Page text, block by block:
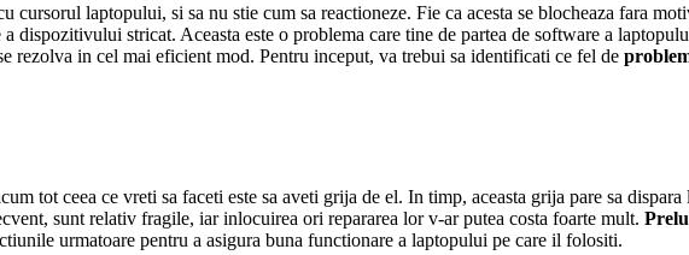
laptopului, si sa nu stie cum sa reactioneze. Fie ca acesta se blocheaza fara
stricat. Aceasta este o problema care tine de partea de software a
rezolva in cel mai eficient mod. Pentru inceput, va trebui sa identificati ce fel de
tot ceea ce vreti sa faceti este sa aveti grija de el. In timp, aceasta grija pare sa
sunt relativ fragile, iar inlocuirea ori repararea lor v-ar putea costa foarte mult.
urmatoare pentru a asigura buna functionare a laptopului pe care il folositi.